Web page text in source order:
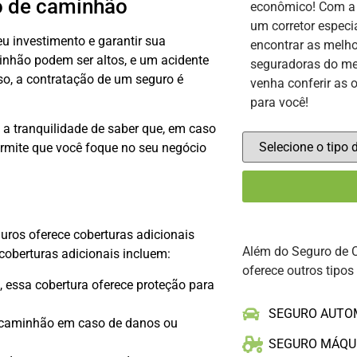
caminhão
investimento e garantir sua
podem ser altos, e um acidente
a contratação de um seguro é
tranquilidade de saber que, em caso
que você foque no seu negócio
oferece coberturas adicionais
adicionais incluem:
cobertura oferece proteção para
em caso de danos ou
econômico! Com
um corretor
encontrar as
seguradoras do
venha conferir as
para você!
Além do Seguro de
oferece outros
SEGURO
SEGURO